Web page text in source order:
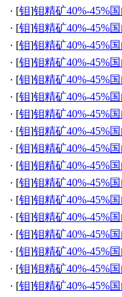
· [钼]钼精矿40%-45%
· [钼]钼精矿40%-45%
· [钼]钼精矿40%-45%
· [钼]钼精矿40%-45%
· [钼]钼精矿40%-45%
· [钼]钼精矿40%-45%
· [钼]钼精矿40%-45%
· [钼]钼精矿40%-45%
· [钼]钼精矿40%-45%
· [钼]钼精矿40%-45%
· [钼]钼精矿40%-45%
· [钼]钼精矿40%-45%
· [钼]钼精矿40%-45%
· [钼]钼精矿40%-45%
· [钼]钼精矿40%-45%
· [钼]钼精矿40%-45%
· [钼]钼精矿40%-45%